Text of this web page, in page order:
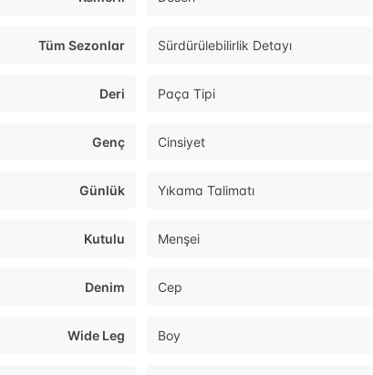
Tüm Sezonlar Sürdürülebilirlik Detayı
Deri Paça Tipi
Genç Cinsiyet
Günlük Yıkama Talimatı
Kutulu Menşei
Denim Cep
Wide Leg Boy